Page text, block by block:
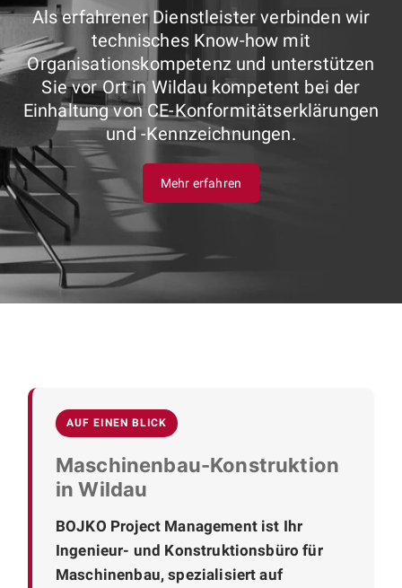
Als erfahrener Dienstleister verbinden wir
technisches Know-how mit
Organisationskompetenz und unterstützen
Sie vor Ort in Wildau kompetent bei der
Einhaltung von CE-Konformitätserklärungen
und -Kennzeichnungen.
Mehr erfahren
AUF EINEN BLICK
Maschinenbau-Konstruktion
in Wildau
BOJKO Project Management ist Ihr
Ingenieur- und Konstruktionsbüro für
Maschinenbau, spezialisiert auf